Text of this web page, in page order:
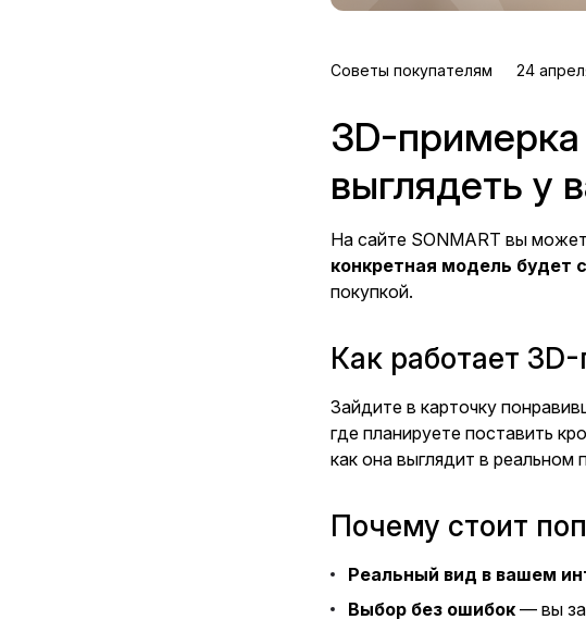
Советы покупателям 24
3D-примерка
выглядеть у
На сайте SONMART вы
конкретная модель будет
покупкой.
Как работает
Зайдите в карточку
где планируете поставить
как она выглядит в реальном
Почему стоит
Реальный вид в вашем
Выбор без ошибок — вы